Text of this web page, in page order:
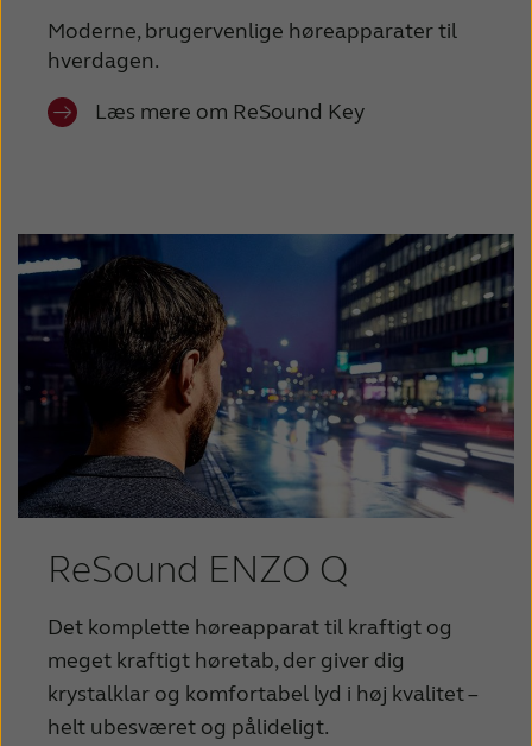
Moderne, brugervenlige høreapparater til
hverdagen.
Læs mere om ReSound Key
ReSound ENZO Q
Det komplette høreapparat til kraftigt og
meget kraftigt høretab, der giver dig
krystalklar og komfortabel lyd i høj kvalitet –
helt ubesværet og pålideligt.